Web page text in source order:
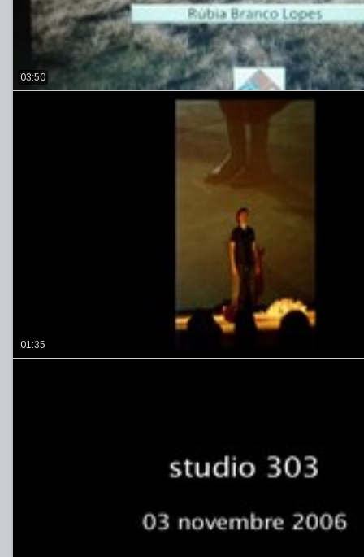
03:50
01:35